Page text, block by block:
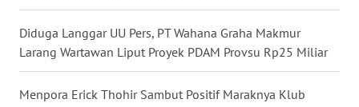
Diduga Langgar UU Pers, PT Wahana Graha Makmur
Larang Wartawan Liput Proyek PDAM Provsu Rp25 Miliar
Menpora Erick Thohir Sambut Positif Maraknya Klub
WN